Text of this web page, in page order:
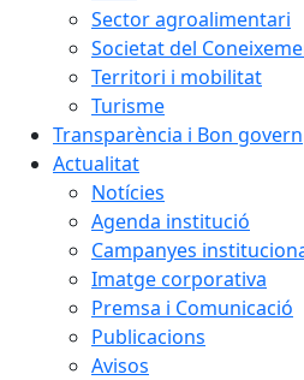
Sector agroalimentari
Societat del
Territori i mobilitat
Turisme
Transparència i Bon govern
Actualitat
Notícies
Agenda institució
Campanyes
Imatge corporativa
Premsa i Comunicació
Publicacions
Avisos